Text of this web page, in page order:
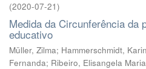
(2020-07-21)
Medida da Circunferência da
educativo
Müller, Zilma; Hammerschmidt,
Fernanda; Ribeiro, Elisangela